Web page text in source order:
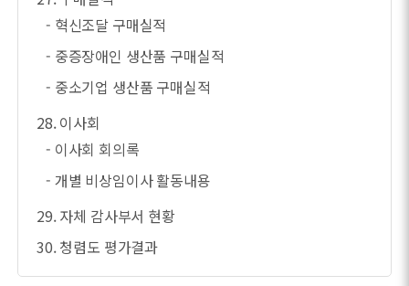
- 혁신조달 구매실적
- 중증장애인 생산품 구매실적
- 중소기업 생산품 구매실적
28. 이사회
- 이사회 회의록
- 개별 비상임이사 활동내용
29. 자체 감사부서 현황
30. 청렴도 평가결과